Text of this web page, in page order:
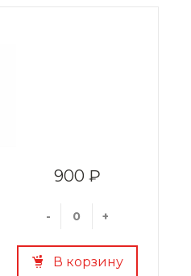
900 ₽
- +
В корзину